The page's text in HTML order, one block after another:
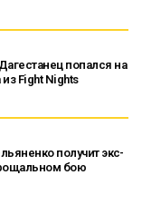
попался на
Fight Nights
получит экс-
бою